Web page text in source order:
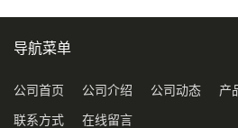
导航菜单
公司首页 公司介绍 公司动态 产
联系方式 在线留言